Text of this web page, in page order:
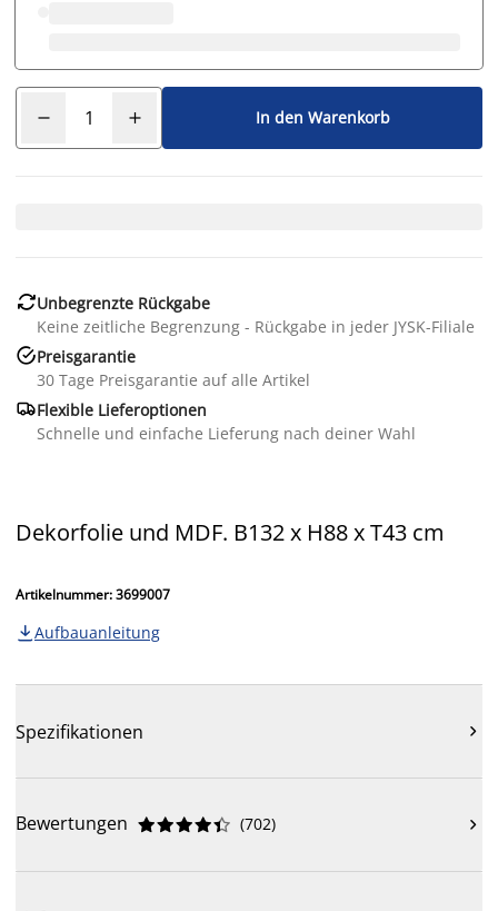
In den Warenkorb
Unbegrenzte Rückgabe
Keine zeitliche Begrenzung - Rückgabe in jeder JYSK-Filiale
Preisgarantie
30 Tage Preisgarantie auf alle Artikel
Flexible Lieferoptionen
Schnelle und einfache Lieferung nach deiner Wahl
Dekorfolie und MDF. B132 x H88 x T43 cm
Artikelnummer: 3699007
 Aufbauanleitung
Spezifikationen 
Bewertungen 




 (702) 